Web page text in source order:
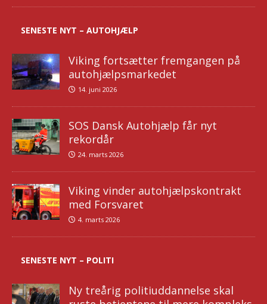
SENESTE NYT – AUTOHJÆLP
Viking fortsætter fremgangen på
autohjælpsmarkedet
14. juni 2026
SOS Dansk Autohjælp får nyt
rekordår
24. marts 2026
Viking vinder autohjælpskontrakt
med Forsvaret
4. marts 2026
SENESTE NYT – POLITI
Ny treårig politiuddannelse skal